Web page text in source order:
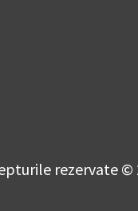
rezervate ©